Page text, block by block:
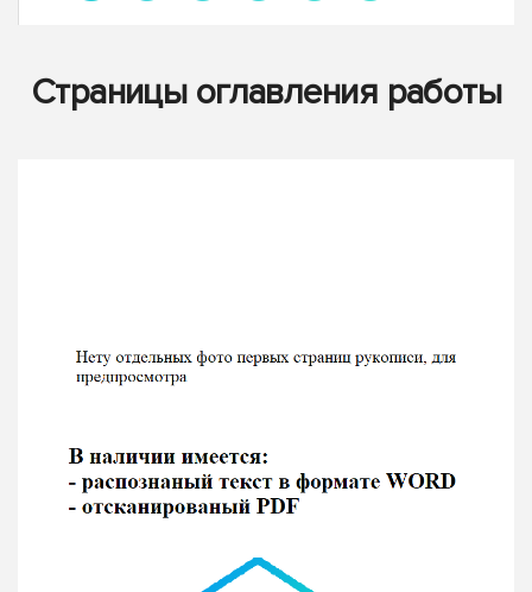
Страницы оглавления работы